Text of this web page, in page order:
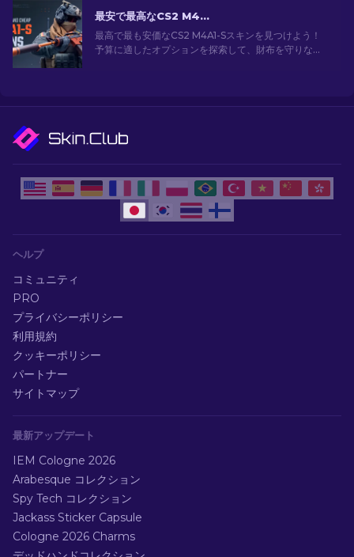
最安で最高なCS2 M4A1-Sスキン[2026]
最高で最も安価なCS2 M4A1-Sスキンを見つけよう！
予算に適したオプションを探索して、財布を守りなが
ヘルプ
コミュニティ
PRO
プライバシーポリシー
利用規約
クッキーポリシー
パートナー
サイトマップ
最新アップデート
IEM Cologne 2026
Arabesque コレクション
Spy Tech コレクション
Jackass Sticker Capsule
Cologne 2026 Charms